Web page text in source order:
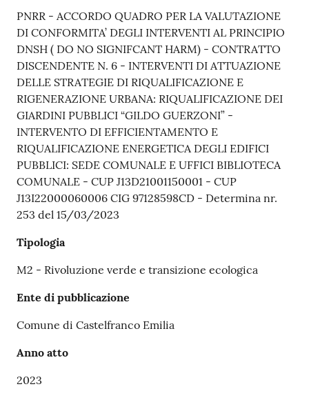
PNRR - ACCORDO QUADRO PER LA VALUTAZIONE
DI CONFORMITA’ DEGLI INTERVENTI AL PRINCIPIO
DNSH ( DO NO SIGNIFCANT HARM) - CONTRATTO
DISCENDENTE N. 6 - INTERVENTI DI ATTUAZIONE
DELLE STRATEGIE DI RIQUALIFICAZIONE E
RIGENERAZIONE URBANA: RIQUALIFICAZIONE DEI
GIARDINI PUBBLICI “GILDO GUERZONI” -
INTERVENTO DI EFFICIENTAMENTO E
RIQUALIFICAZIONE ENERGETICA DEGLI EDIFICI
PUBBLICI: SEDE COMUNALE E UFFICI BIBLIOTECA
COMUNALE - CUP J13D21001150001 - CUP
J13I22000060006 CIG 97128598CD - Determina nr.
253 del 15/03/2023
Tipologia
M2 - Rivoluzione verde e transizione ecologica
Ente di pubblicazione
Comune di Castelfranco Emilia
Anno atto
2023